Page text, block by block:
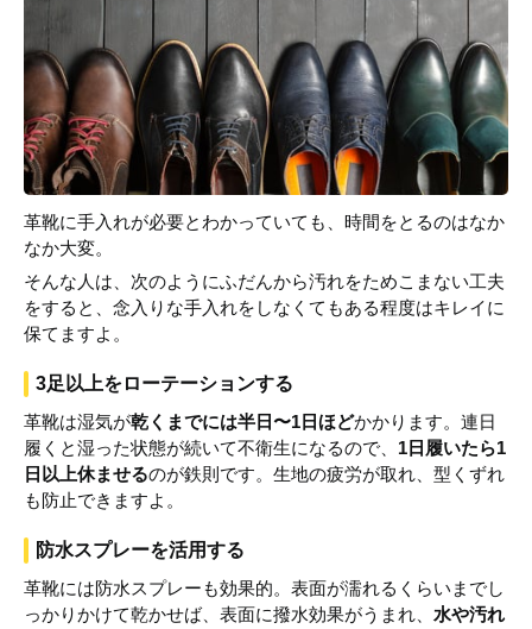
革靴に手入れが必要とわかっていても、時間をとるのはなか
なか大変。
そんな人は、次のようにふだんから汚れをためこまない工夫
をすると、念入りな手入れをしなくてもある程度はキレイに
保てますよ。
3足以上をローテーションする
革靴は湿気が乾くまでには半日〜1日ほどかかります。連日
履くと湿った状態が続いて不衛生になるので、 1日履いたら1
日以上休ませるのが鉄則です。生地の疲労が取れ、型くずれ
も防止できますよ。
防水スプレーを活用する
革靴には防水スプレーも効果的。表面が濡れるくらいまでし
っかりかけて乾かせば、表面に撥水効果がうまれ、 水や汚れ